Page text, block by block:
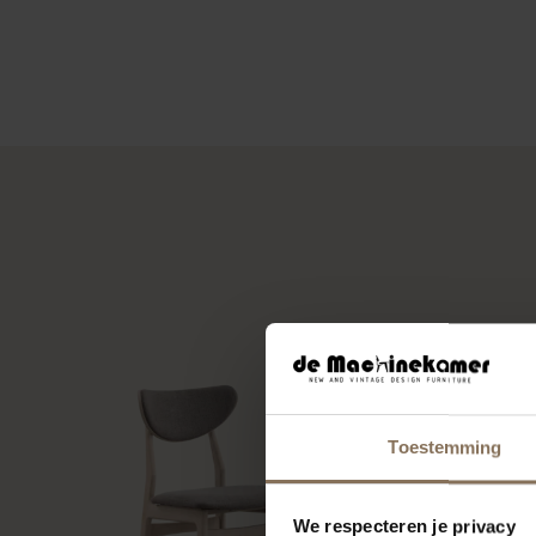
Toestemming
We respecteren je privacy